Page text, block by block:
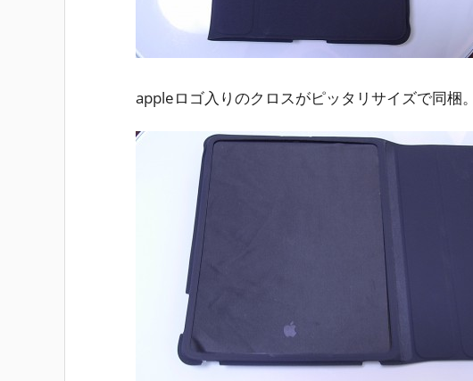
appleロゴ入りのクロスがピッタリサイズで同梱。